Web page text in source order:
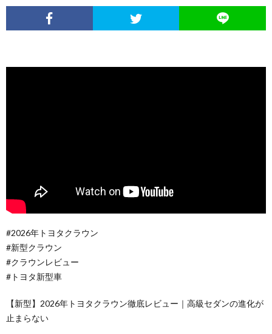
#2026年トヨタクラウン
#新型クラウン
#クラウンレビュー
#トヨタ新型車
【新型】2026年トヨタクラウン徹底レビュー｜高級セダンの進化が
止まらない